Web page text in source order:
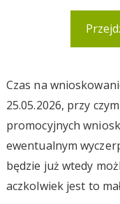
Czas na
25.05.2026, przy
promocyjnych
ewentualnym
będzie już wtedy
aczkolwiek jest to